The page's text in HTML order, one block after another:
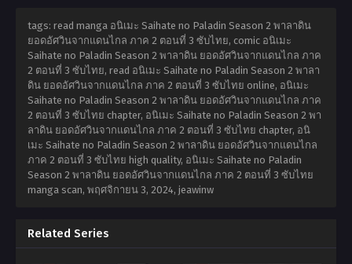
tags: read manga อนิเมะ Saihate no Paladin Season 2 พาลาดิน
ยอดอัศวินจากแดนไกล ภาค 2 ตอนที่ 3 ซับไทย, comic อนิเมะ
Saihate no Paladin Season 2 พาลาดิน ยอดอัศวินจากแดนไกล ภาค
2 ตอนที่ 3 ซับไทย, read อนิเมะ Saihate no Paladin Season 2 พาลา
ดิน ยอดอัศวินจากแดนไกล ภาค 2 ตอนที่ 3 ซับไทย online, อนิเมะ
Saihate no Paladin Season 2 พาลาดิน ยอดอัศวินจากแดนไกล ภาค
2 ตอนที่ 3 ซับไทย chapter, อนิเมะ Saihate no Paladin Season 2 พา
ลาดิน ยอดอัศวินจากแดนไกล ภาค 2 ตอนที่ 3 ซับไทย chapter, อนิ
เมะ Saihate no Paladin Season 2 พาลาดิน ยอดอัศวินจากแดนไกล
ภาค 2 ตอนที่ 3 ซับไทย high quality, อนิเมะ Saihate no Paladin
Season 2 พาลาดิน ยอดอัศวินจากแดนไกล ภาค 2 ตอนที่ 3 ซับไทย
manga scan, พฤศจิกายน 3, 2024, jeawinw
Related Series